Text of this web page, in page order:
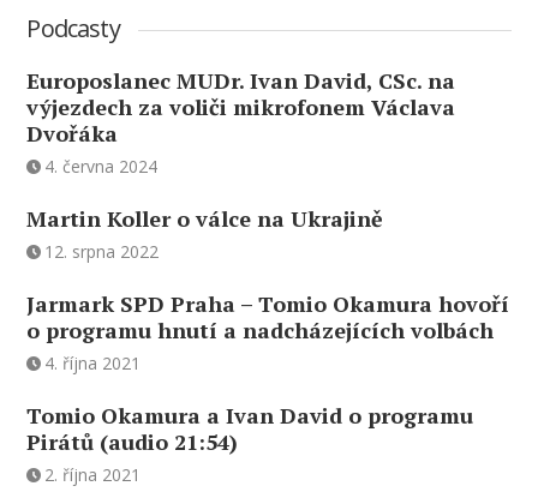
Podcasty
Europoslanec MUDr. Ivan David, CSc. na
výjezdech za voliči mikrofonem Václava
Dvořáka
4. června 2024
Martin Koller o válce na Ukrajině
12. srpna 2022
Jarmark SPD Praha – Tomio Okamura hovoří
o programu hnutí a nadcházejících volbách
4. října 2021
Tomio Okamura a Ivan David o programu
Pirátů (audio 21:54)
2. října 2021